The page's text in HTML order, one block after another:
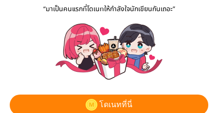
“มาเป็นคนแรกที่โดเนทให้กำลังใจนักเขียนกันเถอะ”
โดเนทที่นี่